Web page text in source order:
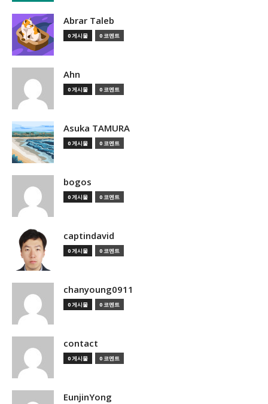
Abrar Taleb
0 게시물 0 코멘트
Ahn
0 게시물 0 코멘트
Asuka TAMURA
0 게시물 0 코멘트
bogos
0 게시물 0 코멘트
captindavid
0 게시물 0 코멘트
chanyoung0911
0 게시물 0 코멘트
contact
0 게시물 0 코멘트
EunjinYong